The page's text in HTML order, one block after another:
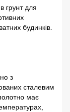
грунт для
будинків.
з
сталевим
має